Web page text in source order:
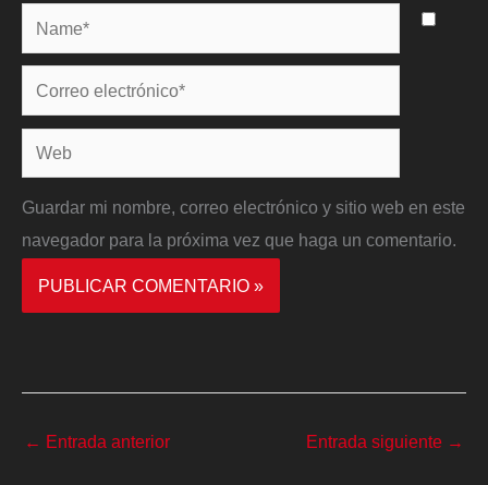
Name*
Correo
electrónico*
Web
Guardar mi nombre, correo electrónico y sitio web en este
navegador para la próxima vez que haga un comentario.
← Entrada anterior Entrada siguiente →